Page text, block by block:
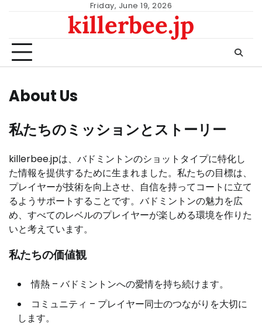
Friday, June 19, 2026
killerbee.jp
About Us
私たちのミッションとストーリー
killerbee.jpは、バドミントンのショットタイプに特化し
た情報を提供するために生まれました。私たちの目標は、
プレイヤーが技術を向上させ、自信を持ってコートに立て
るようサポートすることです。バドミントンの魅力を広
め、すべてのレベルのプレイヤーが楽しめる環境を作りた
いと考えています。
私たちの価値観
情熱 – バドミントンへの愛情を持ち続けます。
コミュニティ – プレイヤー同士のつながりを大切に
します。